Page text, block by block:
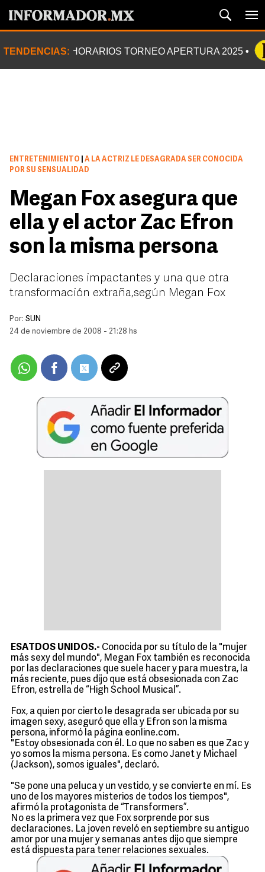
TENDENCIAS: HORARIOS TORNEO APERTURA 2025
ENTRETENIMIENTO
A LA ACTRIZ LE DESAGRADA SER CONOCIDA
POR SU SENSUALIDAD
Megan Fox asegura que
ella y el actor Zac Efron
son la misma persona
Declaraciones impactantes y una que otra
transformación extraña,según Megan Fox
Por: SUN
24 de noviembre de 2008 - 21:28 hs
ESATDOS UNIDOS.- Conocida por su título de la "mujer
más sexy del mundo", Megan Fox también es reconocida
por las declaraciones que suele hacer y para muestra, la
más reciente, pues dijo que está obsesionada con Zac
Efron, estrella de “High School Musical”.
Fox, a quien por cierto le desagrada ser ubicada por su
imagen sexy, aseguró que ella y Efron son la misma
persona, informó la página eonline.com.
"Estoy obsesionada con él. Lo que no saben es que Zac y
yo somos la misma persona. Es como Janet y Michael
(Jackson), somos iguales", declaró.
"Se pone una peluca y un vestido, y se convierte en mí. Es
uno de los mayores misterios de todos los tiempos",
afirmó la protagonista de “Transformers”.
No es la primera vez que Fox sorprende por sus
declaraciones. La joven reveló en septiembre su antiguo
amor por una mujer y semanas antes dijo que siempre
está dispuesta para tener relaciones sexuales.